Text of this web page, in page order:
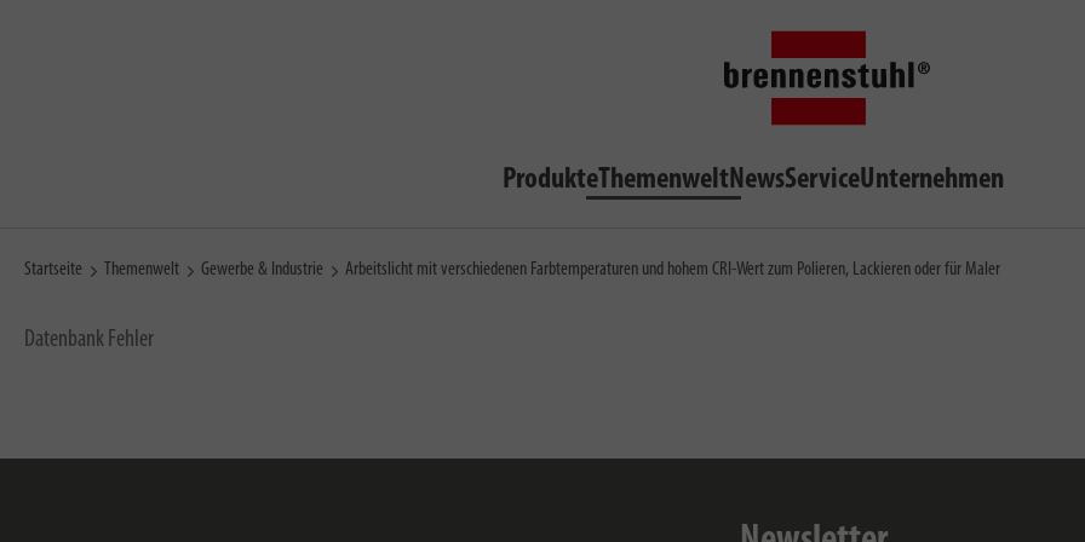
ProdukteThemenweltNewsServiceUnternehmen
Startseite Themenwelt Gewerbe & Industrie Arbeitslicht mit verschiedenen Farbtemperaturen und hohem CRI-Wert zum Polieren, Lackieren oder für Maler
Datenbank Fehler